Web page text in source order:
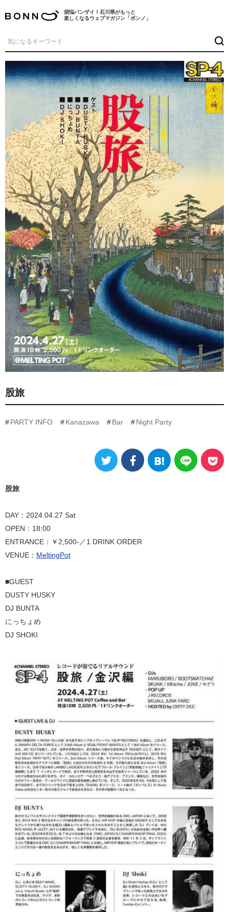
煩悩バンザイ！石川県がもっと
楽しくなるウェブマガジン「ボンノ」
股旅
PARTY INFO Kanazawa Bar Night Party
股旅
DAY：2024.04.27 Sat
OPEN：18:00
ENTRANCE：￥2,500-／1 DRINK ORDER
VENUE： MeltingPot
■GUEST
DUSTY HUSKY
DJ BUNTA
にっちょめ
DJ SHOKI